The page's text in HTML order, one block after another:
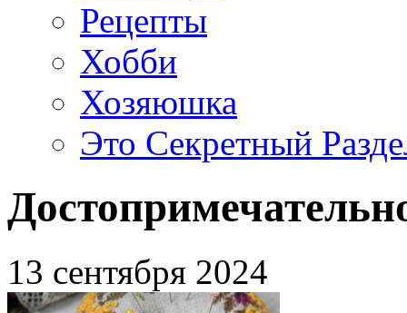
Рецепты
Хобби
Хозяюшка
Это Секретный
13 сентября 2024